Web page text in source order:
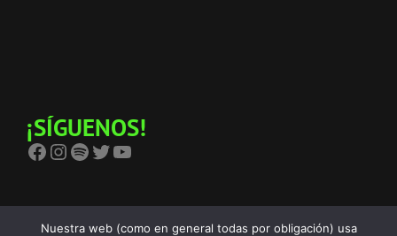
¡SÍGUENOS!
Facebook Instagram Spotify Twitter YouTube
Nuestra web (como en general todas por obligación) usa